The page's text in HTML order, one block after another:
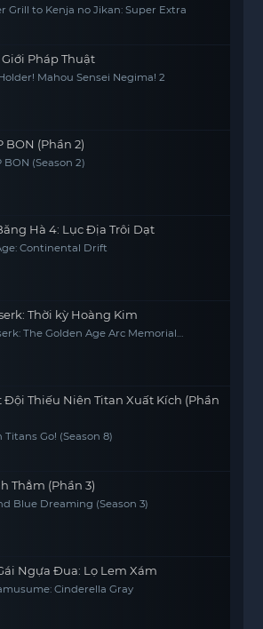
Grill to Kenja no Jikan: Super Extra
Giới Pháp Thuật
Mahou Sensei Negima! 2
BON (Phần 2)
BON (Season 2)
Hà 4: Lục Địa Trôi Dạt
Continental Drift
Thời kỳ Hoàng Kim
The Golden Age Arc Memorial
Đội Thiếu Niên Titan Xuất Kích (Phần
Titans Go! (Season 8)
Thẳm (Phần 3)
Blue Dreaming (Season 3)
Ngựa Đua: Lọ Lem Xám
Cinderella Gray